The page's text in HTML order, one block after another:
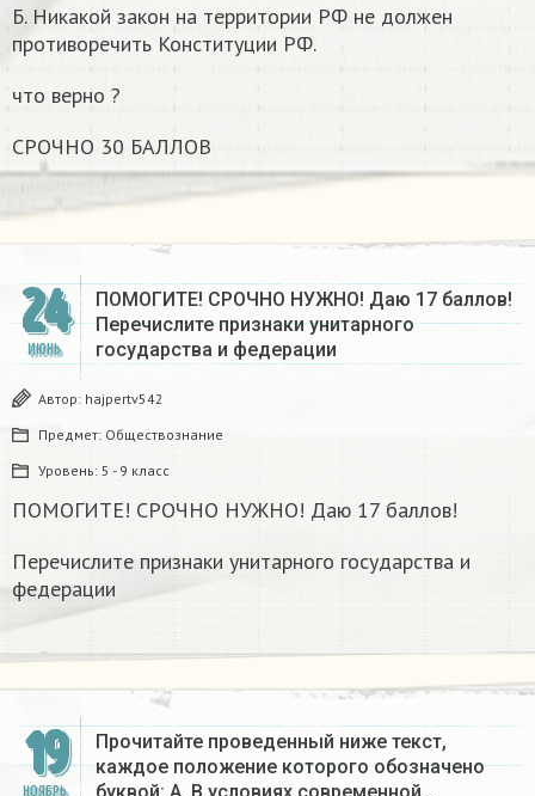
Б. Никакой закон на территории РФ не должен
противоречить Конституции РФ.
что верно ?
СРОЧНО 30 БАЛЛОВ
24
ИЮНЬ
ПОМОГИТЕ! СРОЧНО НУЖНО! Даю 17 баллов!
Перечислите признаки унитарного
государства и федерации
Автор: hajpertv542
Предмет: Обществознание
Уровень: 5 - 9 класс
ПОМОГИТЕ! СРОЧНО НУЖНО! Даю 17 баллов!
Перечислите признаки унитарного государства и
федерации
19
НОЯБРЬ
Прочитайте проведенный ниже текст,
каждое положение которого обозначено
буквой: А. В условиях современной…